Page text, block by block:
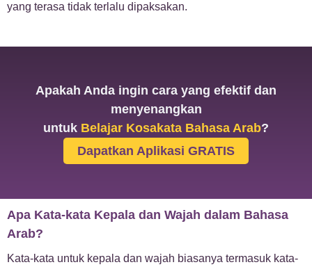
yang terasa tidak terlalu dipaksakan.
Apakah Anda ingin cara yang efektif dan
menyenangkan
untuk Belajar Kosakata Bahasa Arab?
Dapatkan Aplikasi GRATIS
Apa Kata-kata Kepala dan Wajah dalam Bahasa
Arab?
Kata-kata untuk kepala dan wajah biasanya termasuk kata-